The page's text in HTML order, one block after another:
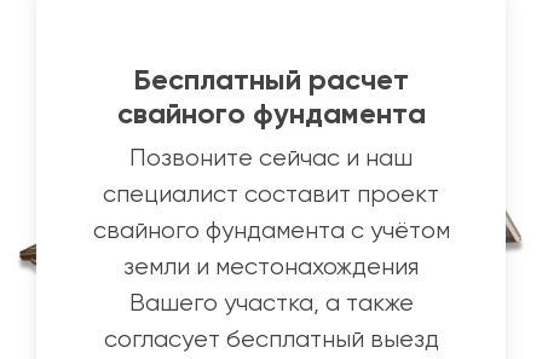
Бесплатный расчет
свайного фундамента
Позвоните сейчас и наш
специалист составит проект
свайного фундамента с учётом
земли и местонахождения
Вашего участка, а также
согласует бесплатный выезд